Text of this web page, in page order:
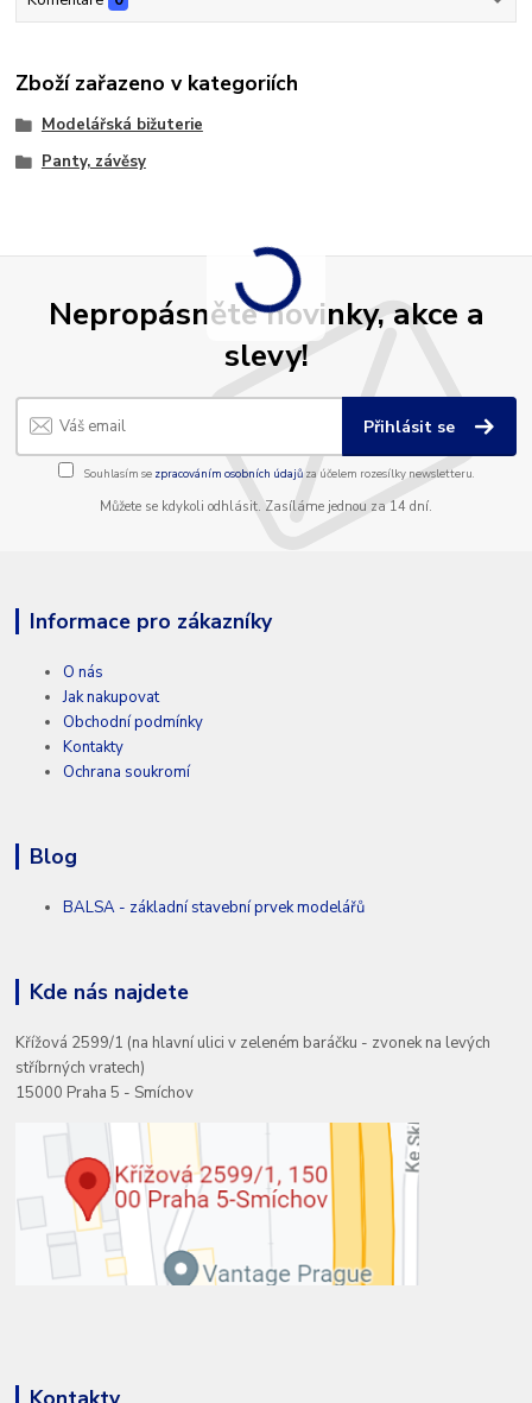
Zboží zařazeno v kategoriích
Modelářská bižuterie
Panty, závěsy
Nepropásněte novinky, akce a
slevy!
Přihlásit se
Souhlasím se zpracováním osobních údajůza účelem rozesílky newsletteru.
Můžete se kdykoli odhlásit. Zasíláme jednou za 14 dní.
Informace pro zákazníky
O nás
Jak nakupovat
Obchodní podmínky
Kontakty
Ochrana soukromí
Blog
BALSA - základní stavební prvek modelářů
Kde nás najdete
Křížová 2599/1 (na hlavní ulici v zeleném baráčku - zvonek na levých
stříbrných vratech)
15000 Praha 5 - Smíchov